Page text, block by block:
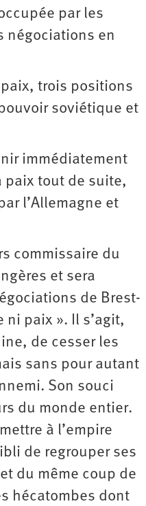
par les
négociations en
trois positions
soviétique et
immédiatement
paix tout de suite,
l’Allemagne et
commissaire du
et sera
de Brest-
ni paix ». Il s’agit,
de cesser les
sans pour autant
Son souci
du monde entier.
à l’empire
de regrouper ses
du même coup de
hécatombes dont